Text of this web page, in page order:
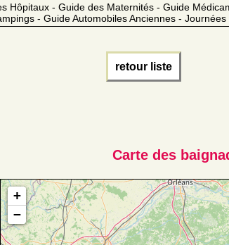
Hôpitaux - Guide des Maternités - Guide
- Guide Automobiles Anciennes -
retour liste
Carte des
+
−